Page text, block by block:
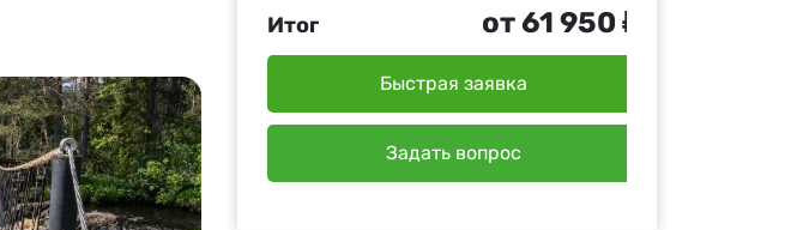
Итог от 61 950 ₽
Быстрая заявка
Задать вопрос